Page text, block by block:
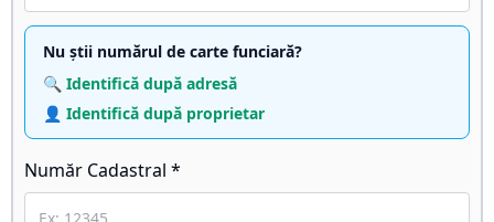
Nu știi numărul de carte funciară?
🔍 Identifică după adresă
👤 Identifică după proprietar
Număr Cadastral *